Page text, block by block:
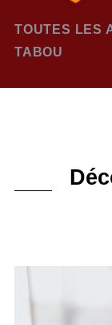
TOUTES LES
TABOU